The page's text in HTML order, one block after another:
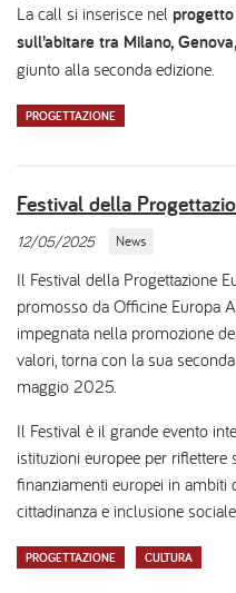
La call si inserisce nel
sull’abitare tra Milano,
giunto alla seconda edizione.
PROGETTAZIONE
Festival della
12/05/2025 News
Il Festival della Progettazione
promosso da Officine Europa
impegnata nella promozione
valori, torna con la sua
maggio 2025.
Il Festival è il grande evento
istituzioni europee per riflettere
finanziamenti europei in ambiti
cittadinanza e inclusione sociale.
PROGETTAZIONE CULTURA